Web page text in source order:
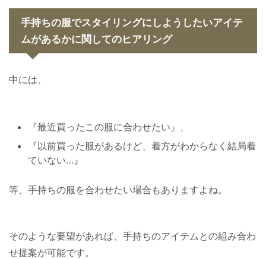
手持ちの服でスタイリングにしようしたいアイテ
ムがあるかに関してのヒアリング
中には、
『最近買ったこの服に合わせたい』、
『以前買った服があるけど、着方がわからなく結局着
ていない…』
等、手持ちの服を合わせたい場合もありますよね。
そのような要望があれば、手持ちのアイテムとの組み合わ
せ提案が可能です。